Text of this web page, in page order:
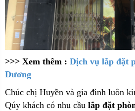
>>> Xem thêm : Dịch vụ lắp đặt
Dương
Chúc chị Huyền và gia đình luôn
Qúy khách có nhu cầu lắp đặt